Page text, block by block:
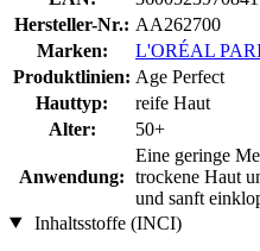
Hersteller-Nr.: AA262700
Marken:
L'ORÉAL
Produktlinien: Age Perfect
Hauttyp:
reife Haut
Alter:
50+
Anwendung:
Eine geringe
trockene Haut
und sanft
Inhaltsstoffe (INCI)